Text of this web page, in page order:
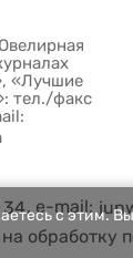
«Лучшие
тел./факс
34, e-mail:
обработку
с этим.